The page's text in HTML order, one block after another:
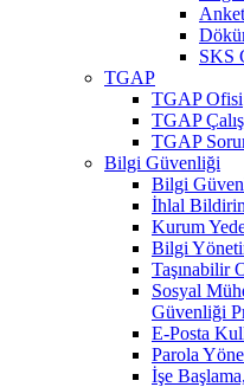
SKS
TGAP
TGAP Ofisi
TGAP
TGAP
Bilgi Güvenliği
Bilgi
İhlal
Kurum
Bilgi
Taşınabilir
Sosyal
Güvenliği
E-Posta
Parola
İşe